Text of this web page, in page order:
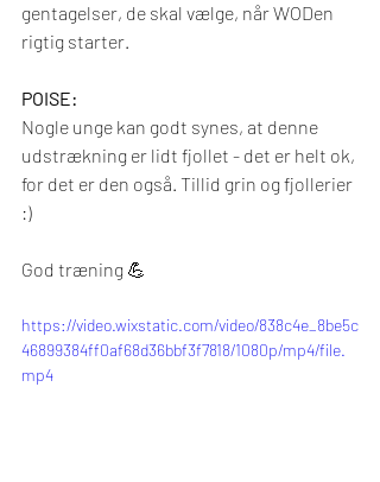
gentagelser, de skal vælge, når WODen
rigtig starter.
POISE:
Nogle unge kan godt synes, at denne
udstrækning er lidt fjollet - det er helt ok,
for det er den også. Tillid grin og fjollerier
:)
God træning 💪
https://video.wixstatic.com/video/838c4e_8be5c
46899384ff0af68d36bbf3f7818/1080p/mp4/file.
mp4